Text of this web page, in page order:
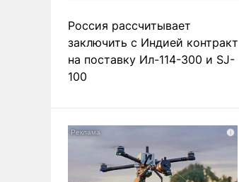
Россия рассчитывает
заключить с Индией контракт
на поставку Ил-114-300 и SJ-
100